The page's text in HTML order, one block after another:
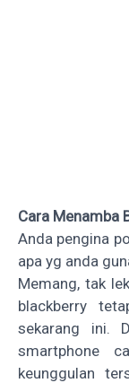
Cara Menamba
Anda pengina
apa yg anda
Memang, tak
blackberry
sekarang ini.
smartphone
keunggulan